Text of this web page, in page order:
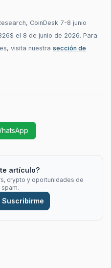
CoinDesk 7-8 junio
el 8 de junio de 2026. Para
visita nuestra sección de
artículo?
crypto y oportunidades de
spam.
Suscribirme